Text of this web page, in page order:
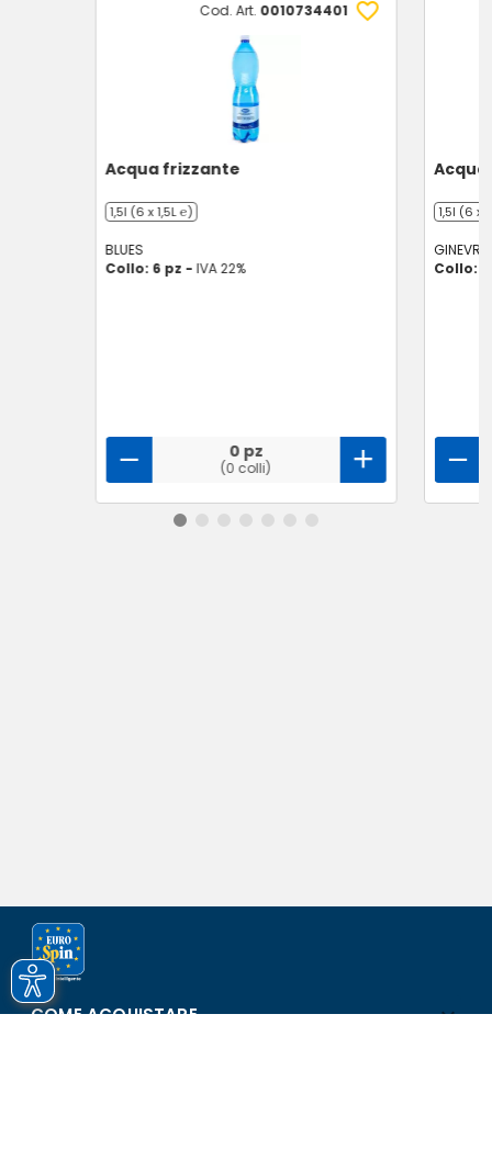
Cod. Art. 0010734401
Acqua frizzante
1,5l (6 x 1,5L ℮)
BLUES
Collo: 6 pz - IVA 22%
0 pz
(0 colli)
1,5l (6 x
GINEVRA
Collo:
COME ACQUISTARE